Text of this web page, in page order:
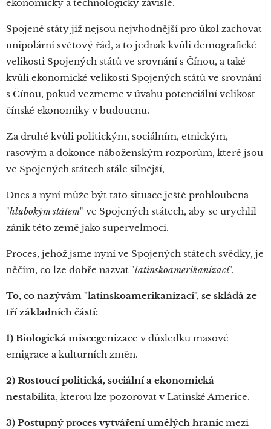
ekonomicky a technologicky závislé.
Spojené státy již nejsou nejvhodnější pro úkol zachovat
unipolární světový řád, a to jednak kvůli demografické
velikosti Spojených států ve srovnání s Čínou, a také
kvůli ekonomické velikosti Spojených států ve srovnání
s Čínou, pokud vezmeme v úvahu potenciální velikost
čínské ekonomiky v budoucnu.
Za druhé kvůli politickým, sociálním, etnickým,
rasovým a dokonce náboženským rozporům, které jsou
ve Spojených státech stále silnější,
Dnes a nyní může být tato situace ještě prohloubena
"hlubokým státem" ve Spojených státech, aby se urychlil
zánik této země jako supervelmoci.
Proces, jehož jsme nyní ve Spojených státech svědky, je
něčím, co lze dobře nazvat "latinskoamerikanizací".
To, co nazývám "latinskoamerikanizací", se skládá ze
tří základních částí:
1) Biologická miscegenizace v důsledku masové
emigrace a kulturních změn.
2) Rostoucí politická, sociální a ekonomická
nestabilita, kterou lze pozorovat v Latinské Americe.
3) Postupný proces vytváření umělých hranic mezi